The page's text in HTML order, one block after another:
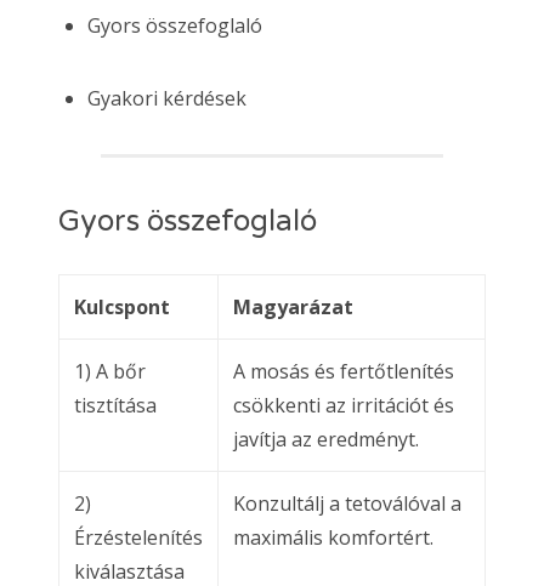
Gyors összefoglaló
Gyakori kérdések
Gyors összefoglaló
Kulcspont Magyarázat
1) A bőr
tisztítása
A mosás és fertőtlenítés
csökkenti az irritációt és
javítja az eredményt.
2)
Érzéstelenítés
kiválasztása
Konzultálj a tetoválóval a
maximális komfortért.